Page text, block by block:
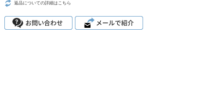
返品についての詳細はこちら